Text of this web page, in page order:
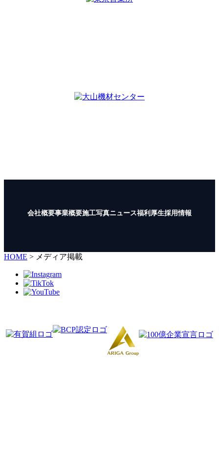
会社概要事業概要施工写真ニュース福利厚生採用情報
HOME > メディア掲載